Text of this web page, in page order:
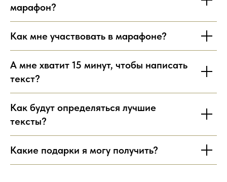
марафон?
Как мне участвовать в марафоне?
А мне хватит 15 минут, чтобы написать
текст?
Как будут определяться лучшие
тексты?
Какие подарки я могу получить?